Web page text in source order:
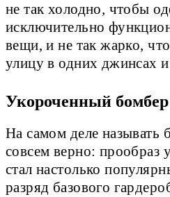
не так холодно, чтобы
исключительно
вещи, и не так жарко,
улицу в одних джинсах
Укороченный бомбер
На самом деле называть
совсем верно:
стал настолько
разряд базового